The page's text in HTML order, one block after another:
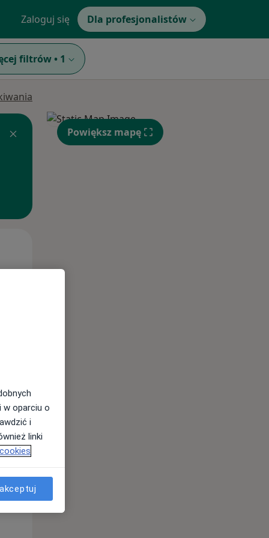
Zaloguj się Dla profesjonalistów
filtrów • 1
Pon,
Powiększ mapę
w oparciu o
i
linki